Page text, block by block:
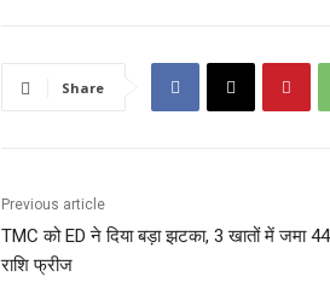
Share
Previous article
TMC को ED ने दिया बड़ा झटका, 3 खातों में जमा
राशि फ्रीज